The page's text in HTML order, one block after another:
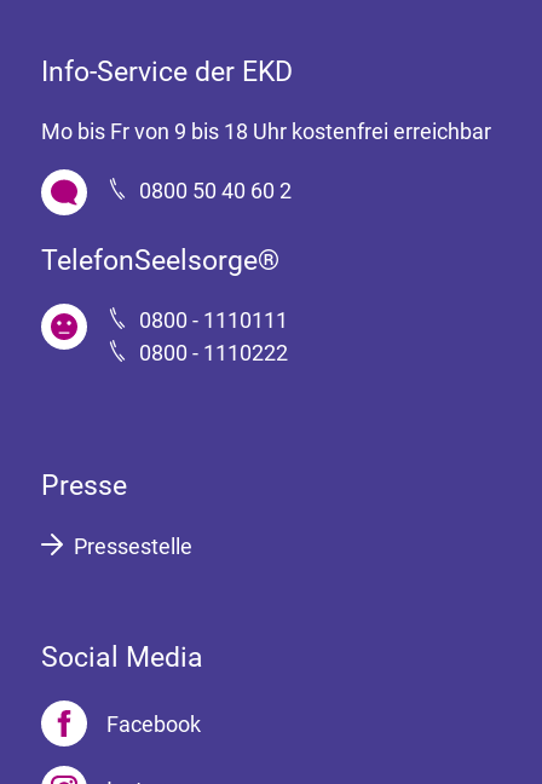
Info-Service der EKD
Mo bis Fr von 9 bis 18 Uhr kostenfrei erreichbar
0800 50 40 60 2
TelefonSeelsorge®
0800 - 1110111
0800 - 1110222
Presse
Pressestelle
Social Media
Facebook